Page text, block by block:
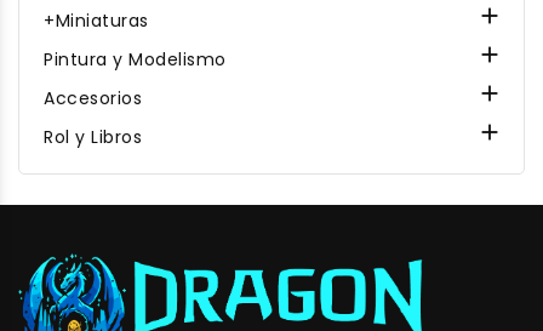
+Miniaturas 
Pintura y Modelismo 
Accesorios 
Rol y Libros 